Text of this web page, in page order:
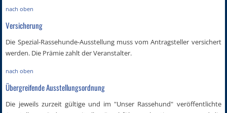
nach oben
Versicherung
Die Spezial-Rassehunde-Ausstellung muss vom Antragsteller versichert
werden. Die Prämie zahlt der Veranstalter.
nach oben
Übergreifende Ausstellungsordnung
Die jeweils zurzeit gültige und im "Unser Rassehund" veröffentlichte